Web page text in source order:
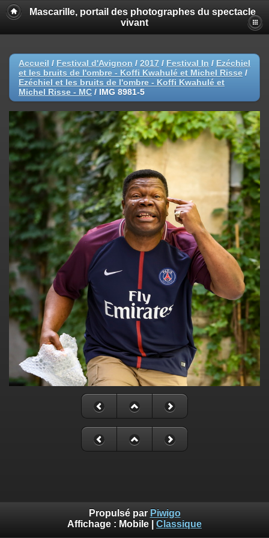
Mascarille, portail des photographes du spectacle
vivant
Accueil / Festival d'Avignon / 2017 / Festival In / Ezéchiel
et les bruits de l'ombre - Koffi Kwahulé et Michel Risse /
Ezéchiel et les bruits de l'ombre - Koffi Kwahulé et
Michel Risse - MC / IMG 8981-5
Propulsé par Piwigo
Affichage : Mobile Classique